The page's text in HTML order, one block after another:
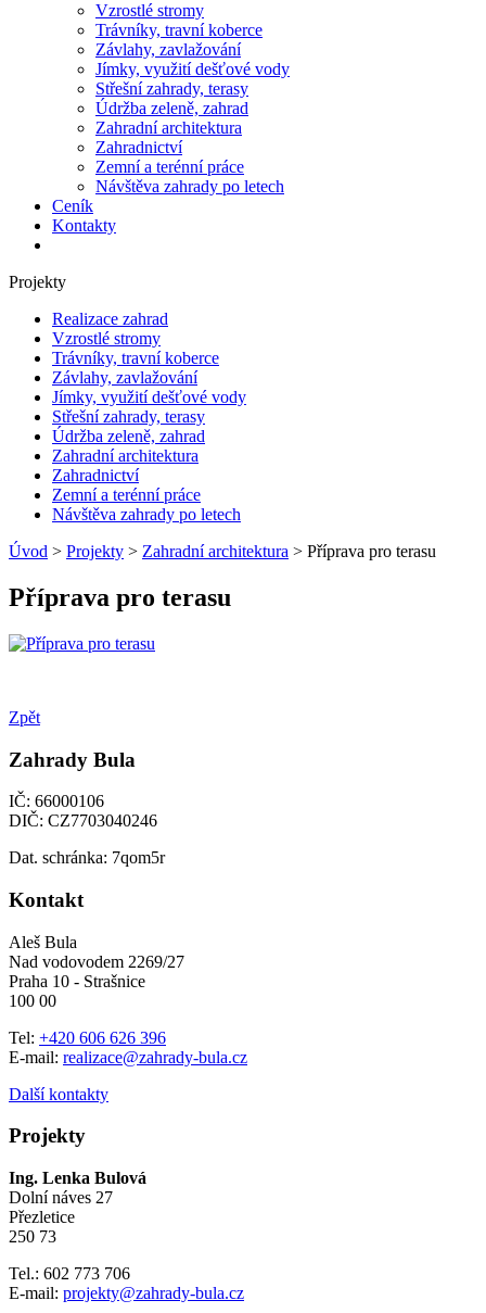
Vzrostlé stromy
Trávníky, travní koberce
Závlahy, zavlažování
Jímky, využití dešťové vody
Střešní zahrady, terasy
Údržba zeleně, zahrad
Zahradní architektura
Zahradnictví
Zemní a terénní práce
Návštěva zahrady po letech
Ceník
Kontakty
Projekty
Realizace zahrad
Vzrostlé stromy
Trávníky, travní koberce
Závlahy, zavlažování
Jímky, využití dešťové vody
Střešní zahrady, terasy
Údržba zeleně, zahrad
Zahradní architektura
Zahradnictví
Zemní a terénní práce
Návštěva zahrady po letech
Úvod > Projekty > Zahradní architektura > Příprava pro terasu
Příprava pro terasu
Zpět
Zahrady Bula
IČ: 66000106
DIČ: CZ7703040246
Dat. schránka: 7qom5r
Kontakt
Aleš Bula
Nad vodovodem 2269/27
Praha 10 - Strašnice
100 00
Tel: +420 606 626 396
E-mail: realizace@zahrady-bula.cz
Další kontakty
Projekty
Ing. Lenka Bulová
Dolní náves 27
Přezletice
250 73
Tel.: 602 773 706
E-mail: projekty@zahrady-bula.cz